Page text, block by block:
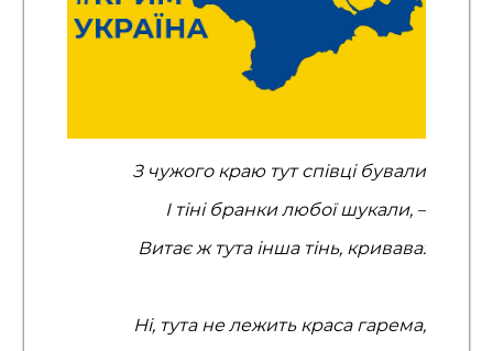
З чужого краю тут співці бували
І тіні бранки любої шукали, –
Витає ж тута інша тінь, кривава:
Ні, тута не лежить краса гарема,